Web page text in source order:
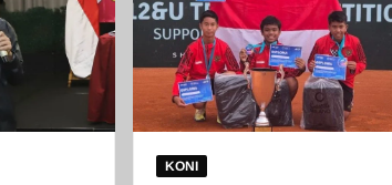
KONI